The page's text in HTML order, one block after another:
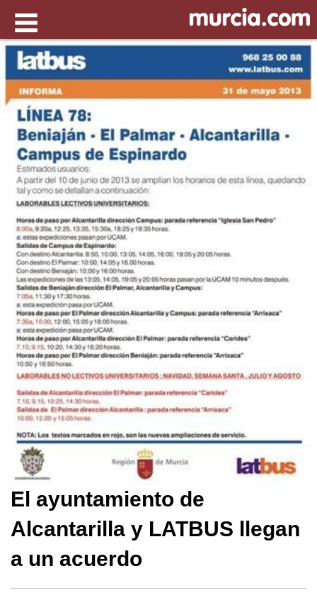
El ayuntamiento de
Alcantarilla y LATBUS llegan
a un acuerdo